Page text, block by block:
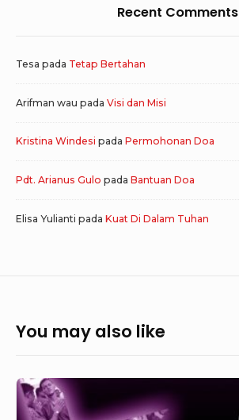
Recent Comments
Tesa pada Tetap Bertahan
Arifman wau pada Visi dan Misi
Kristina Windesi pada Permohonan Doa
Pdt. Arianus Gulo pada Bantuan Doa
Elisa Yulianti pada Kuat Di Dalam Tuhan
You may also like
Pelayanan
Penjara